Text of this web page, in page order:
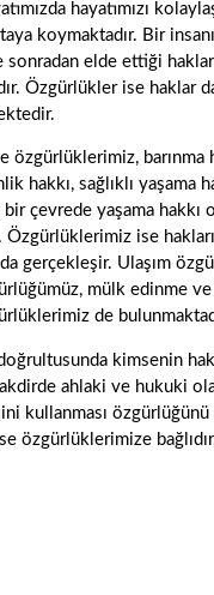
hayatımızı
koymaktadır. Bir
sonradan elde ettiği haklar
Özgürlükler ise haklar
özgürlüklerimiz, barınma
hakkı, sağlıklı yaşama
bir çevrede yaşama hakkı
Özgürlüklerimiz ise
gerçekleşir. Ulaşım
mülk edinme
de
kimsenin
ahlaki ve hukuki
kullanması
özgürlüklerimize